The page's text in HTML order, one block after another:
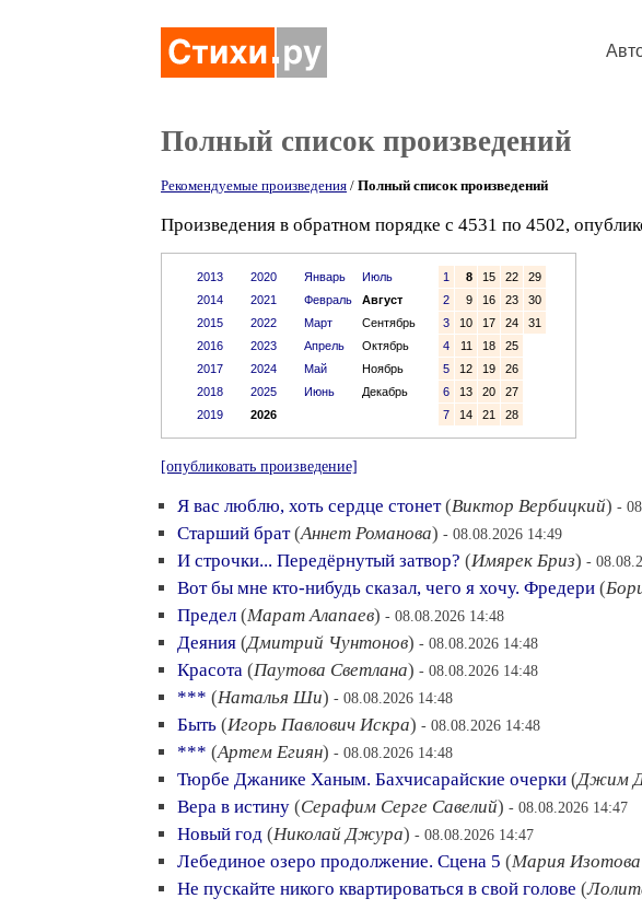
Полный список произведений
Рекомендуемые произведения / Полный список произведений
Произведения в обратном порядке с 4531 по 4502,
2013
2014
2015
2016
2017
2018
2019
2020
2021
2022
2023
2024
2025
2026
Январь
Июль
Февраль
Август
Март
Сентябрь
Апрель
Октябрь
Май
Ноябрь
Июнь
Декабрь
1 8 15 22
29
2
9 16 23
30
3
10 17 24
31
4
11 18
25
5
12 19
26
6
13 20
27
7
14 21 28
[опубликовать произведение]
Я вас люблю, хоть сердце стонет(Виктор Вербицкий) -
Старший брат(Аннет Романова) - 08.08.2026 14:49
И строчки... Передёрнутый затвор? (Имярек Бриз) -
Вот бы мне кто-нибудь сказал, чего я хочу. Фредери (
Предел (Марат Алапаев) - 08.08.2026 14:48
Деяния (Дмитрий Чунтонов) - 08.08.2026 14:48
Красота (Паутова Светлана) - 08.08.2026 14:48
*** (Наталья Ши) - 08.08.2026 14:48
Быть (Игорь Павлович Искра) - 08.08.2026 14:48
*** (Артем Егиян) - 08.08.2026 14:48
Тюрбе Джанике Ханым. Бахчисарайские очерки (Джим
Вера в истину (Серафим Серге Савелий) - 08.08.2026 14:47
Новый год (Николай Джура) - 08.08.2026 14:47
Лебединое озеро продолжение. Сцена 5 (Мария
Не пускайте никого квартироваться в свой голове (